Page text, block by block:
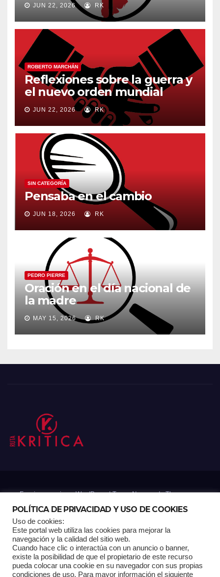
JUN 22, 2026 RK
ROBERTO MARCHÁN
Reflexiones sobre la guerra y
el nuevo orden mundial
JUN 22, 2026 RK
SIN CATEGORÍA
Pensaba en el cambio
JUN 18, 2026 RK
PEDRO PIERRE
Oración en el día nacional de
la madre
MAY 15, 2026 RK
Funciona gracias a WordPress|Tema: Newsup deThemeansar
Home Análisis Carrito RK Contactos Documental Gracias !
POLÍTICA DE PRIVACIDAD Y USO DE COOKIES
Uso de cookies:
Este portal web utiliza las cookies para mejorar la
navegación y la calidad del sitio web.
Cuando hace clic o interactúa con un anuncio o banner,
existe la posibilidad de que el propietario de este recurso
pueda colocar una cookie en su navegador con sus propias
condiciones de uso. Para mayor información el siguiente